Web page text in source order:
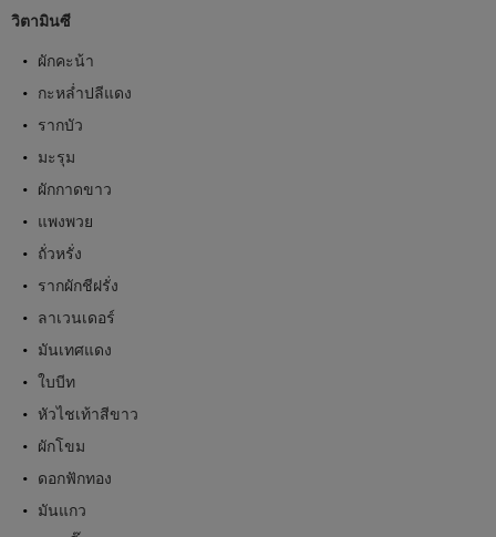
วิตามินซี
ผักคะน้า
กะหล่ำปลีแดง
รากบัว
มะรุม
ผักกาดขาว
แพงพวย
ถั่วหรั่ง
รากผักชีฝรั่ง
ลาเวนเดอร์
มันเทศแดง
ใบบีท
หัวไชเท้าสีขาว
ผักโขม
ดอกฟักทอง
มันแกว